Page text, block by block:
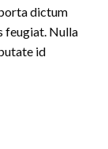
dictum
feugiat. Nulla
id